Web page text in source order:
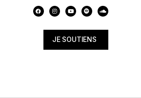
JE SOUTIENS